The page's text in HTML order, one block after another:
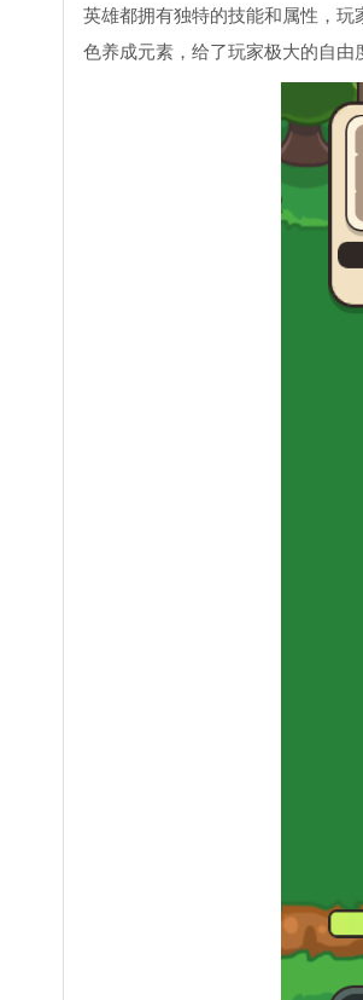
英雄都拥有独特的技能和属性，
色养成元素，给了玩家极大的自由